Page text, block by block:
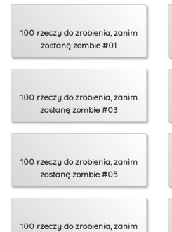
100 rzeczy do zrobienia, zanim
zostanę zombie #01
100 rzeczy do zrobienia, zanim
zostanę zombie #03
100 rzeczy do zrobienia, zanim
zostanę zombie #05
100 rzeczy do zrobienia, zanim